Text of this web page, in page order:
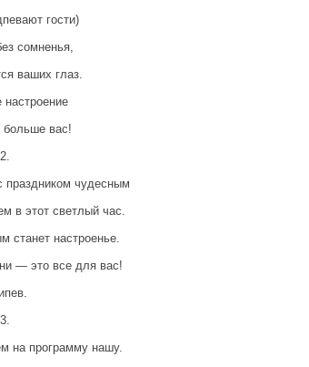
гости)
сомненья,
ваших глаз.
больше вас!
2.
чудесным
в этот светлый час.
станет настроенье.
— это все для вас!
3.
на программу нашу.